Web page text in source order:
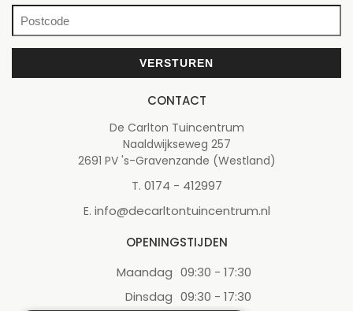
CONTACT
De Carlton Tuincentrum
Naaldwijkseweg 257
2691 PV 's-Gravenzande (Westland)
T. 0174 - 412997
E. info@decarltontuincentrum.nl
OPENINGSTIJDEN
Maandag 09:30 - 17:30
Dinsdag 09:30 - 17:30